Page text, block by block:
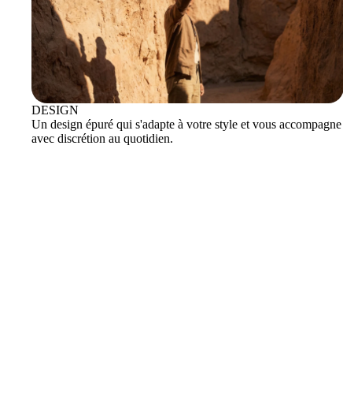
DESIGN
Un design épuré qui s'adapte à votre style et vous accompagne
avec discrétion au quotidien.